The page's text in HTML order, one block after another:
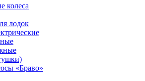
колеса
лодок
«Браво»